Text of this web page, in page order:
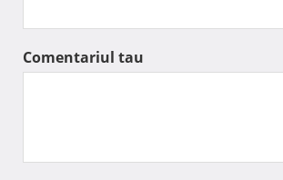
Comentariul tau